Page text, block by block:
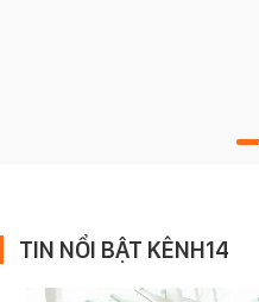
TIN NỔI BẬT KÊNH14